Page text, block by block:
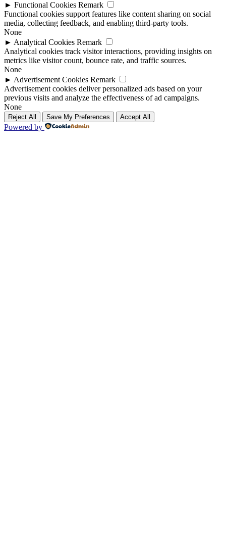
► Functional Cookies Remark
Functional cookies support features like content sharing on social
media, collecting feedback, and enabling third-party tools.
None
► Analytical Cookies Remark
Analytical cookies track visitor interactions, providing insights on
metrics like visitor count, bounce rate, and traffic sources.
None
► Advertisement Cookies Remark
Advertisement cookies deliver personalized ads based on your
previous visits and analyze the effectiveness of ad campaigns.
None
Reject All Save My Preferences Accept All
Powered by